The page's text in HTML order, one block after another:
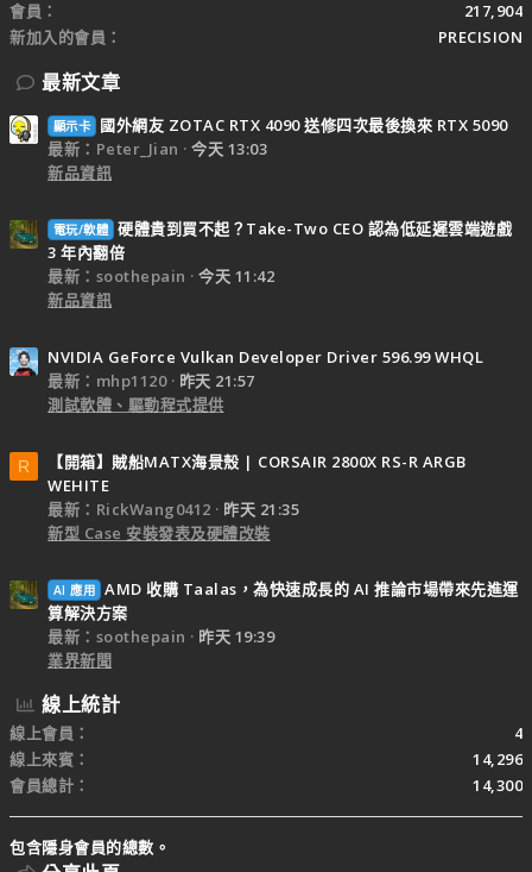
會員
217,904
新加入的會員
PRECISION
最新文章
顯示卡
國外網友 ZOTAC RTX 4090 送修四次最後換來 RTX 5090
最新：Peter_Jian
今天 13:03
新品資訊
電玩/軟體 硬體貴到買不起？Take-Two CEO 認為低延遲雲端遊戲
3 年內翻倍
最新：soothepain
今天 11:42
新品資訊
NVIDIA GeForce Vulkan Developer Driver 596.99 WHQL
最新：mhp1120
昨天 21:57
測試軟體、驅動程式提供
R
【開箱】賊船MATX海景殼 | CORSAIR 2800X RS-R ARGB
WEHITE
最新：RickWang0412
昨天 21:35
新型 Case 安裝發表及硬體改裝
AI 應用 AMD 收購 Taalas，為快速成長的 AI 推論市場帶來先進運
算解決方案
最新：soothepain
昨天 19:39
業界新聞
線上統計
線上會員
4
線上來賓
14,296
會員總計
14,300
包含隱身會員的總數。